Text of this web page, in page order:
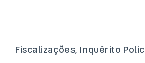
Fiscalizações, Inquérito